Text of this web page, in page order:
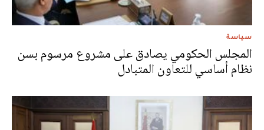
سياسة
المجلس الحكومي يصادق على مشروع مرسوم بسن
نظام أساسي للتعاون المتبادل